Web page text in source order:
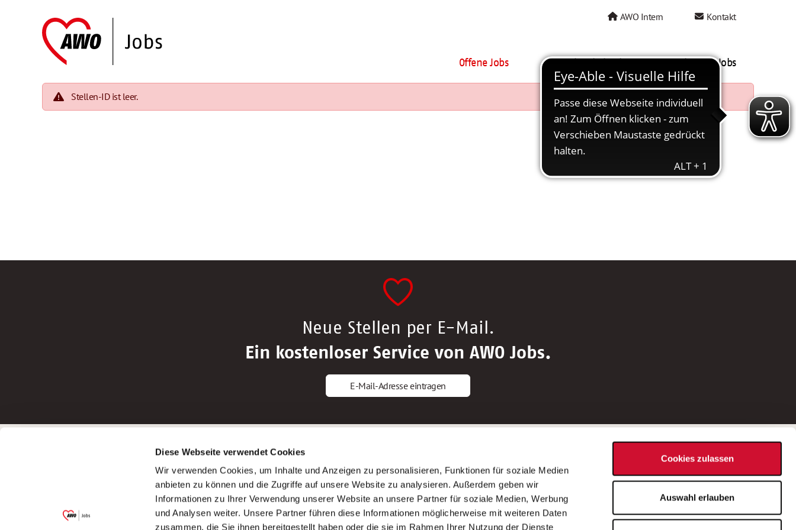
Diese Webseite verwendet Cookies
Wir verwenden Cookies, um Inhalte und Anzeigen zu personalisieren, Funktionen für soziale Medien
anbieten zu können und die Zugriffe auf unsere Website zu analysieren. Außerdem geben wir
Informationen zu Ihrer Verwendung unserer Website an unsere Partner für soziale Medien, Werbung
und Analysen weiter. Unsere Partner führen diese Informationen möglicherweise mit weiteren Daten
zusammen, die Sie ihnen bereitgestellt haben oder die sie im Rahmen Ihrer Nutzung der Dienste
Cookies zulassen
Auswahl erlauben
AWO Intern Kontakt
Offene Jobs AWO als Arbeitgeber Mein AWO Jobs
Stellen-ID ist leer.
Neue Stellen per E-Mail.
Ein kostenloser Service von AWO Jobs.
E-Mail-Adresse eintragen
Garitz Bewirtschaftungsbetriebe GmbH
(Ein Tochterunternehmen des AWO
Bezirksverbandes Unterfranken e.V.)
Bewerbungstipps
Bewerbung als Altenpfleger*in
Bewerbung als Krankenpfleger*in
Bewerbung als Altenpflegehelfer*in
Bewerbung als Erzieher*in
AWO Gliederungen nach Bundesland
Stellenangebote nach Bundesländern
Sitemap
Impressum
Datenschutz
Bei Fragen zu einer Stellenausschreibung
wenden Sie sich bitte an die*den in der
Stellenausschreibung genannte*n